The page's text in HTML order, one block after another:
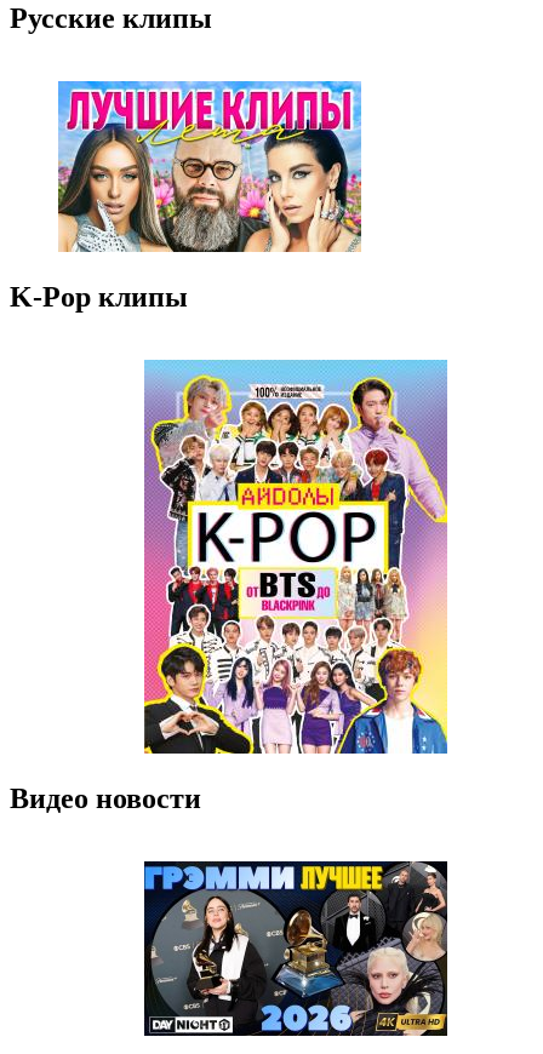
Русские клипы
K-Pop клипы
Видео новости